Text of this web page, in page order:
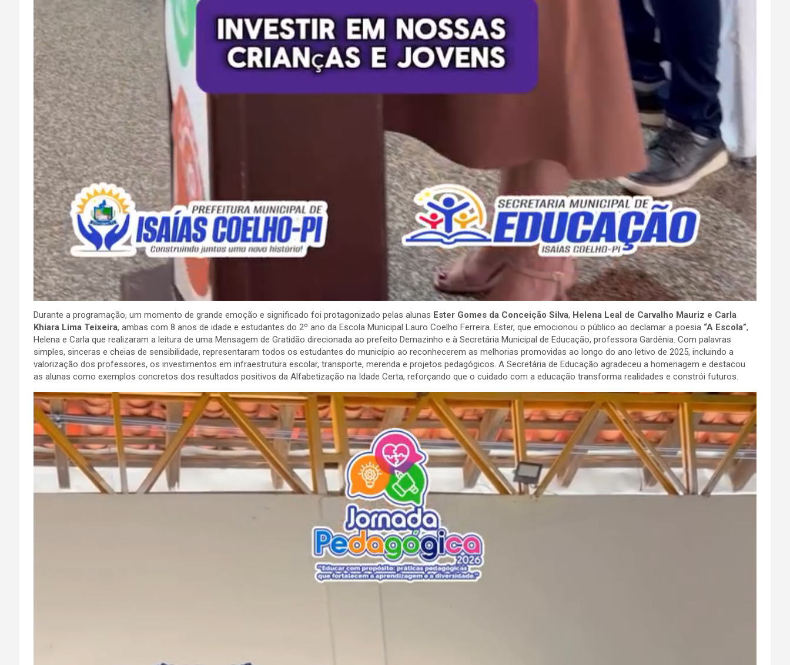
Durante a programação, um momento de grande emoção e significado foi protagonizado pelas alunas Ester Gomes da Conceição Silva, Helena Leal de Carvalho Mauriz e Carla
Khiara Lima Teixeira, ambas com 8 anos de idade e estudantes do 2º ano da Escola Municipal Lauro Coelho Ferreira. Ester, que emocionou o público ao declamar a poesia “A Escola”,
Helena e Carla que realizaram a leitura de uma Mensagem de Gratidão direcionada ao prefeito Demazinho e à Secretária Municipal de Educação, professora Gardênia. Com palavras
simples, sinceras e cheias de sensibilidade, representaram todos os estudantes do município ao reconhecerem as melhorias promovidas ao longo do ano letivo de 2025, incluindo a
valorização dos professores, os investimentos em infraestrutura escolar, transporte, merenda e projetos pedagógicos. A Secretária de Educação agradeceu a homenagem e destacou
as alunas como exemplos concretos dos resultados positivos da Alfabetização na Idade Certa, reforçando que o cuidado com a educação transforma realidades e constrói futuros.